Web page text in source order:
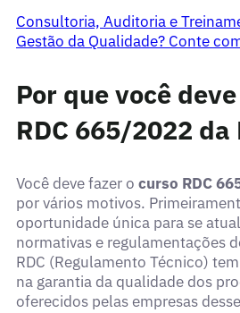
Consultoria, Auditoria e
Gestão da Qualidade? Conte
Por que você
RDC 665/2022 da
Você deve fazer o curso RDC
por vários motivos.
oportunidade única para se
normativas e regulamentações
RDC (Regulamento Técnico)
na garantia da qualidade dos
oferecidos pelas empresas